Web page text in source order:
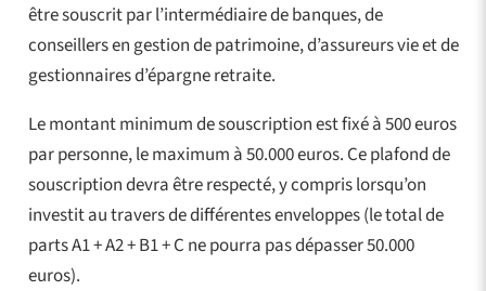
être souscrit par l’intermédiaire de banques, de
conseillers en gestion de patrimoine, d’assureurs vie et de
gestionnaires d’épargne retraite.
Le montant minimum de souscription est fixé à 500 euros
par personne, le maximum à 50.000 euros. Ce plafond de
souscription devra être respecté, y compris lorsqu’on
investit au travers de différentes enveloppes (le total de
parts A1 + A2 + B1 + C ne pourra pas dépasser 50.000
euros).